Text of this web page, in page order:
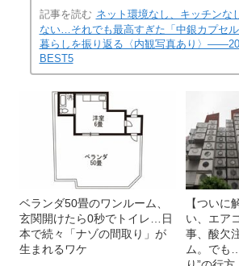
記事を読む ネット環境なし、キッチンな
ない…それでも最高すぎた「中銀カプセ
暮らしを振り返る〈内観写真あり〉
BEST5
ベランダ50畳のワンルーム、
玄関開けたら0秒でトイレ…日
本で続々「ナゾの間取り」が
生まれるワケ
【ついに
い、エア
事、酸欠
ム。でも